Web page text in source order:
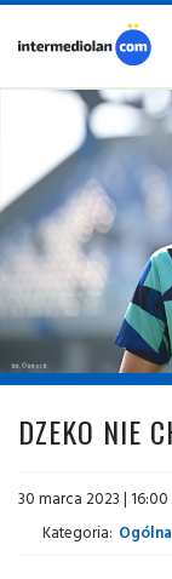
fot. © inter.it
DZEKO NIE
30 marca 2023 | 16:00
Kategoria: Ogólna